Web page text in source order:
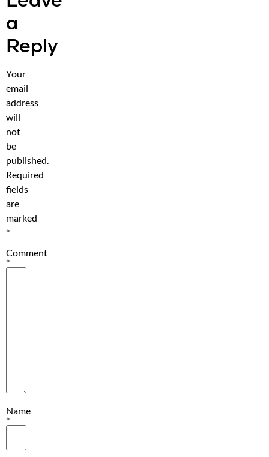
a
Reply
Your
email
address
will
not
be
published.
Required
fields
are
marked
*
Comment
*
Name
*